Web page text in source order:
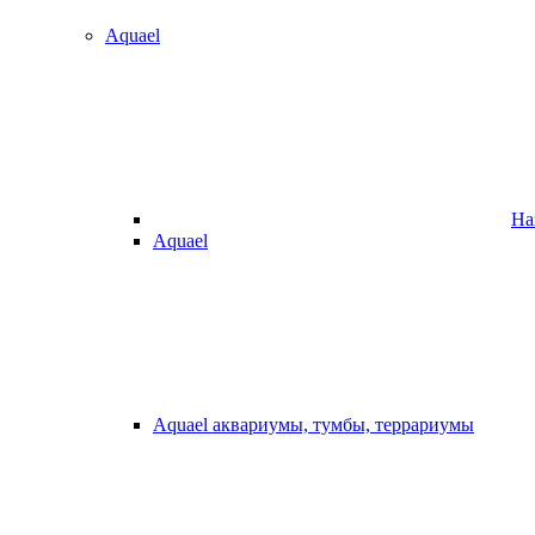
Aquael
Aquael
Aquael аквариумы, тумбы, террариумы